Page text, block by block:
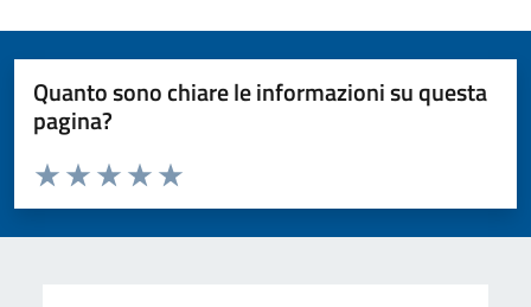
Quanto sono chiare le informazioni su questa
pagina?
Valuta da 1 a 5 stelle la pagina
Valuta 5 stelle su 5
Valuta 4 stelle su 5
Valuta 3 stelle su 5
Valuta 2 stelle su 5
Valuta 1 stelle su 5